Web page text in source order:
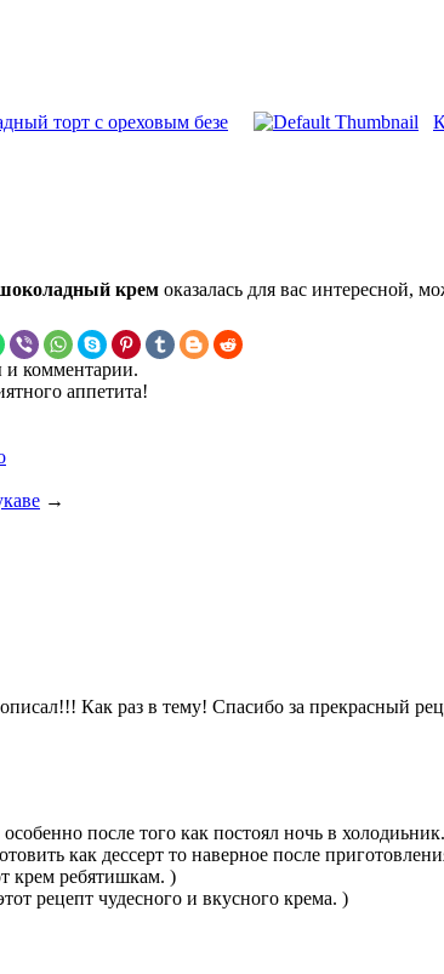
торт с ореховым безе
крем оказалась для вас интересной,
комментарии.
аппетита!
→
Как раз в тему! Спасибо за прекрасный
после того как постоял ночь в
как дессерт то наверное после
крем ребятишкам. )
рецепт чудесного и вкусного крема. )